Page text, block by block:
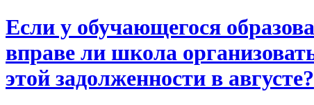
Если у обучающегося
вправе ли школа
этой задолженности в августе?